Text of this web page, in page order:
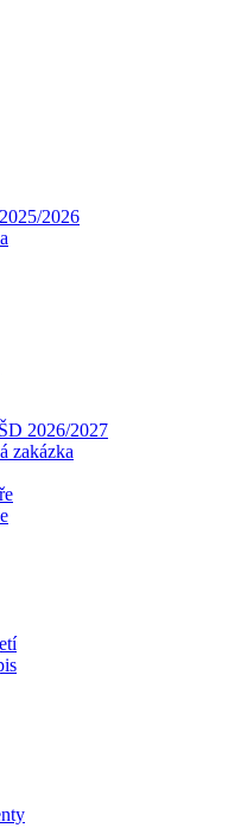
2026
2026/2027
zakázka